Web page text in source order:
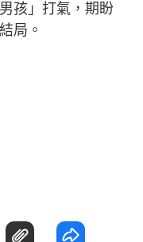
孩」打氣，期盼
局。